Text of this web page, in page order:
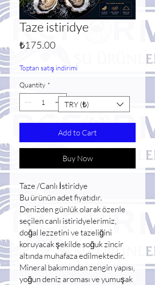
Taze istiridye
₺175.00
Toptan satış indirimi
Quantity *
Add to Cart
Buy Now
Taze /Canlı İstiridye
Bu ürünün adet fiyatıdır.
Denizden günlük olarak özenle
seçilen canlı istiridyelerimiz,
doğal lezzetini ve tazeliğini
koruyacak şekilde soğuk zincir
altında muhafaza edilmektedir.
Mineral bakımından zengin yapısı,
yoğun deniz aroması ve yumuşak
TRY (₺)